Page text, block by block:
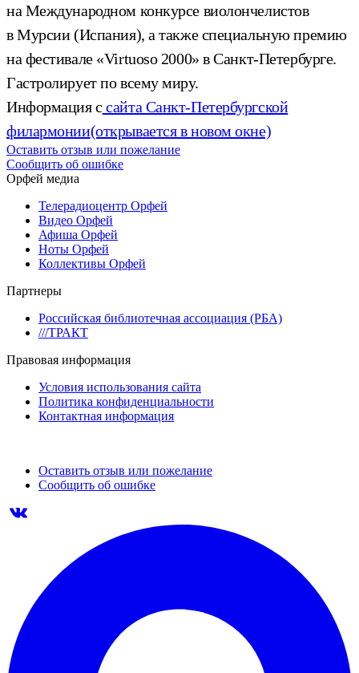
на Международном конкурсе виолончелистов
в Мурсии (Испания), а также специальную премию
на фестивале «Virtuoso 2000» в Санкт-Петербурге.
Гастролирует по всему миру.
Информация с сайта Санкт-Петербургской
филармонии(открывается в новом окне)
Оставить отзыв или пожелание
Сообщить об ошибке
Орфей медиа
Телерадиоцентр Орфей
Видео Орфей
Афиша Орфей
Ноты Орфей
Коллективы Орфей
Партнеры
Российская библиотечная ассоциация (РБА)
///ТРАКТ
Правовая информация
Условия использования сайта
Политика конфиденциальности
Контактная информация
Оставить отзыв или пожелание
Сообщить об ошибке